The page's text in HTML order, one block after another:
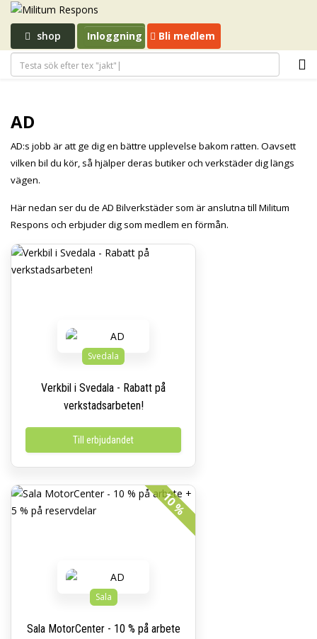
shop Inloggning Bli medlem
AD
AD:s jobb är att ge dig en bättre upplevelse bakom ratten. Oavsett
vilken bil du kör, så hjälper deras butiker och verkstäder dig längs
vägen.
Här nedan ser du de AD Bilverkstäder som är anslutna till Militum
Respons och erbjuder dig som medlem en förmån.
Svedala
Verkbil i Svedala - Rabatt på
verkstadsarbeten!
Till erbjudandet
10 %
Sala
Sala MotorCenter - 10 % på arbete